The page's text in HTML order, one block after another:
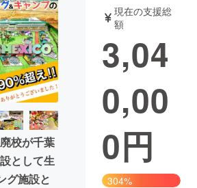
ー・ガジェット
書籍・雑誌
起業 チャレンジ
・地域活性化
Good
CAMPFIRE Creation
校が千葉
として生
グ施設と
現在の支援総
額
3,04
0,00
0円
304%